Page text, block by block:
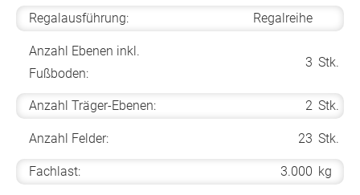
Regalausführung: Regalreihe
Anzahl Ebenen inkl.
Fußboden:
3 Stk.
Anzahl Träger-Ebenen: 2 Stk.
Anzahl Felder: 23 Stk.
Fachlast: 3.000 kg